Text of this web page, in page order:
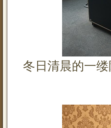
冬日清晨的一